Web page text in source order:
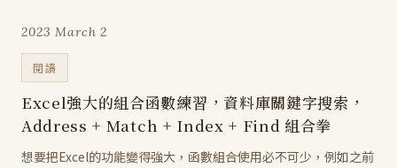
2023 March 2
閱讀
Excel強大的組合函數練習，資料庫關鍵字搜索，
Address + Match + Index + Find 組合拳
想要把Excel的功能變得強大，函數組合使用必不可少，例如之前